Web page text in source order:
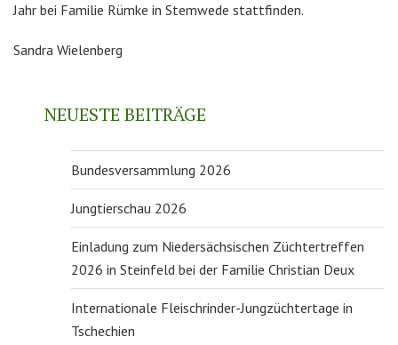
Jahr bei Familie Rümke in Stemwede stattfinden.
Sandra Wielenberg
NEUESTE BEITRÄGE
Bundesversammlung 2026
Jungtierschau 2026
Einladung zum Niedersächsischen Züchtertreffen
2026 in Steinfeld bei der Familie Christian Deux
Internationale Fleischrinder-Jungzüchtertage in
Tschechien